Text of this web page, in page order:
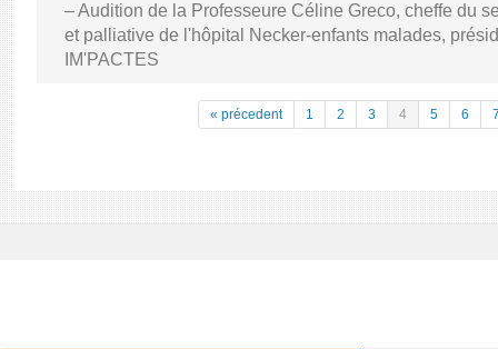
– Audition de la Professeure Céline Greco, cheffe du
et palliative de l'hôpital Necker-enfants malades,
IM'PACTES
« précedent 1 2 3 4 5 6